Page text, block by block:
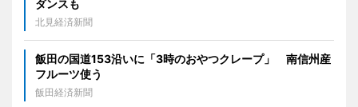
ダンスも
北見経済新聞
飯田の国道153沿いに「3時のおやつクレープ」 南信州産
フルーツ使う
飯田経済新聞